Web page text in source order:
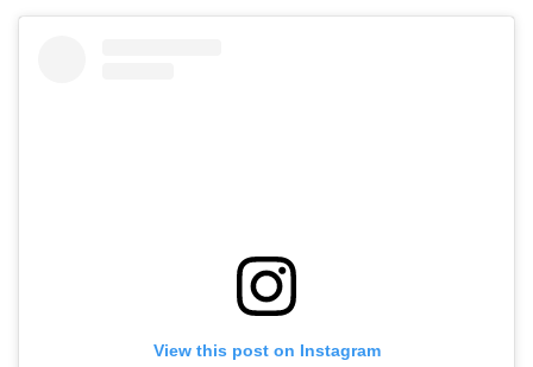
View this post on Instagram